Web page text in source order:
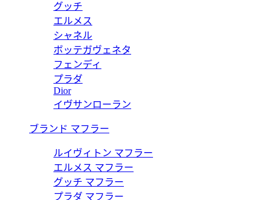
グッチ
エルメス
シャネル
ボッテガヴェネタ
フェンディ
プラダ
Dior
イヴサンローラン
ブランド マフラー
ルイヴィトン マフラー
エルメス マフラー
グッチ マフラー
プラダ マフラー